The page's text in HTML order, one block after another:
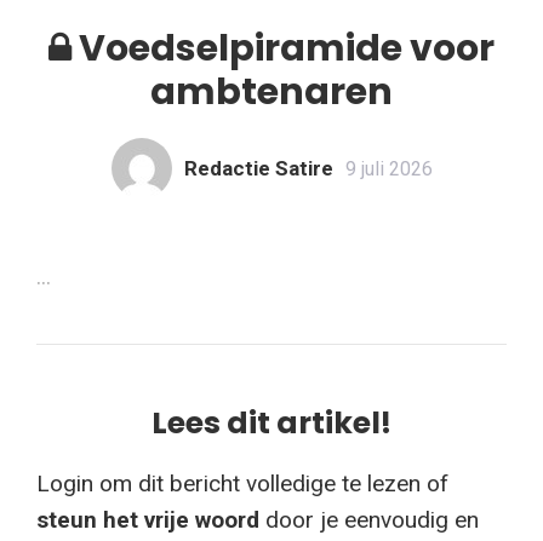
Voedselpiramide voor
ambtenaren
Redactie Satire 9 juli 2026
...
Lees dit artikel!
Login om dit bericht volledige te lezen of
steun het vrije woord door je eenvoudig en